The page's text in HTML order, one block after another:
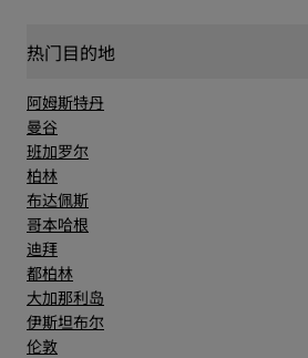
热门目的地
阿姆斯特丹
曼谷
班加罗尔
柏林
布达佩斯
哥本哈根
迪拜
都柏林
大加那利岛
伊斯坦布尔
伦敦